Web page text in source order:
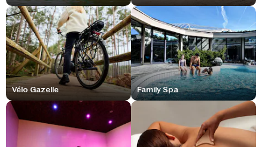
Vélo Gazelle Family Spa